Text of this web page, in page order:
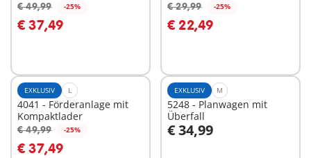
€ 49,99 -25%
€ 37,49
In den Warenkorb
€ 29,99 -25%
€ 22,49
In den Warenkorb
EXKLUSIV L
4041 - Förderanlage mit
Kompaktlader
€ 49,99 -25%
€ 37,49
In den Warenkorb
EXKLUSIV M
5248 - Planwagen mit
Überfall
€ 34,99
In den Warenkorb